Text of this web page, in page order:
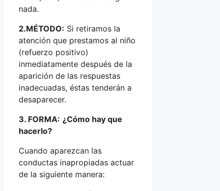
nada.
2.MÉTODO: Si retiramos la
atención que prestamos al niño
(refuerzo positivo)
inmediatamente después de la
aparición de las respuestas
inadecuadas, éstas tenderán a
desaparecer.
3. FORMA: ¿Cómo hay que
hacerlo?
Cuando aparezcan las
conductas inapropiadas actuar
de la siguiente manera: